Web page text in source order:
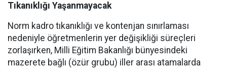
Tıkanıklığı Yaşanmayacak
Norm kadro tıkanıklığı ve kontenjan sınırlaması
nedeniyle öğretmenlerin yer değişikliği süreçleri
zorlaşırken, Milli Eğitim Bakanlığı bünyesindeki
mazerete bağlı (özür grubu) iller arası atamalarda